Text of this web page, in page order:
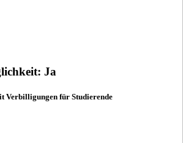
Ja
Verbilligungen für Studierende